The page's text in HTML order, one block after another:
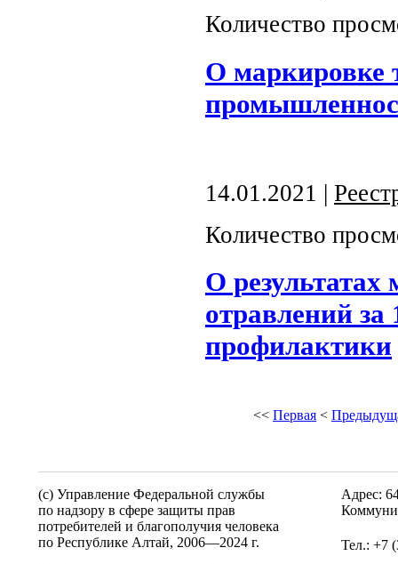
Количество
О маркировке
14.01.2021 |
Количество
О результатах
отравлений за
профилактики
<< Первая <
(c) Управление Федеральной службы
по надзору в сфере защиты прав
потребителей и благополучия человека
по Республике Алтай, 2006—2024 г.
Адрес:
Тел.: +7